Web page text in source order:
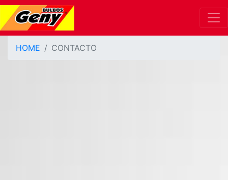
HOME CONTACTO